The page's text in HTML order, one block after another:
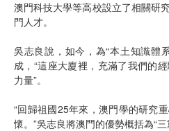
澳門科技大學等高校設立了相關研
門人才。
吳志良說，如今，為“本土知識體
成，“這座大廈裡，充滿了我們的
力量”。
“回歸祖國25年來，澳門學的研究
懷。”吳志良將澳門的優勢概括為“三